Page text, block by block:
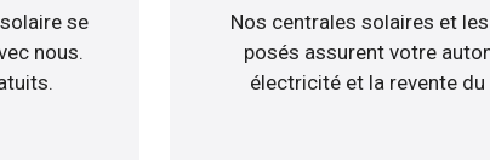
se
nous.
Nos centrales solaires et
posés assurent votre
électricité et la revente du